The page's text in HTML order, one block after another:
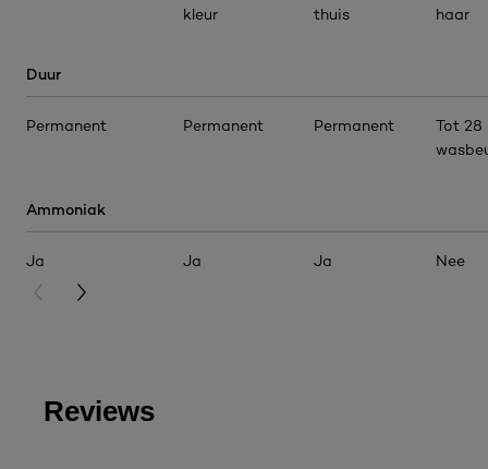
Duur
Permanent
Ammoniak
Ja
kleur
Permanent
Ja
thuis
Permanent
Ja
haar
Tot 28
Nee
PREVIOUS CARD
NEXT CARD
Reviews